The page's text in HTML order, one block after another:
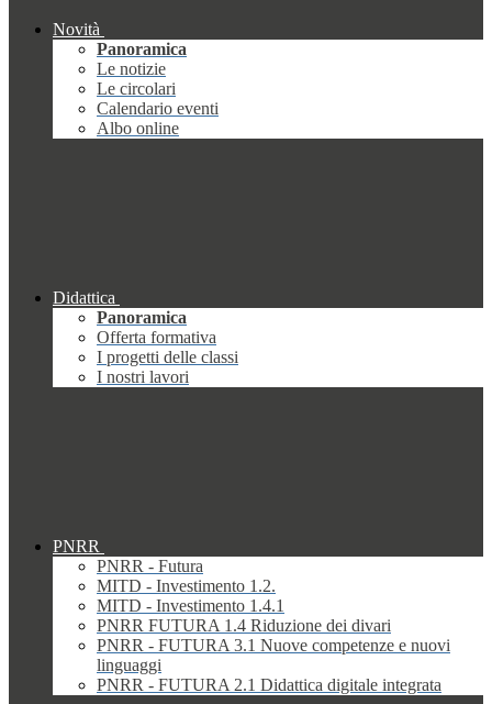
Novità
Panoramica
Le notizie
Le circolari
Calendario eventi
Albo online
Didattica
Panoramica
Offerta formativa
I progetti delle classi
I nostri lavori
PNRR
PNRR - Futura
MITD - Investimento 1.2.
MITD - Investimento 1.4.1
PNRR FUTURA 1.4 Riduzione dei divari
PNRR - FUTURA 3.1 Nuove competenze e nuovi
linguaggi
PNRR - FUTURA 2.1 Didattica digitale integrata